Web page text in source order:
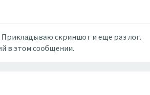
Прикладываю скриншот и еще раз лог.
в этом сообщении.